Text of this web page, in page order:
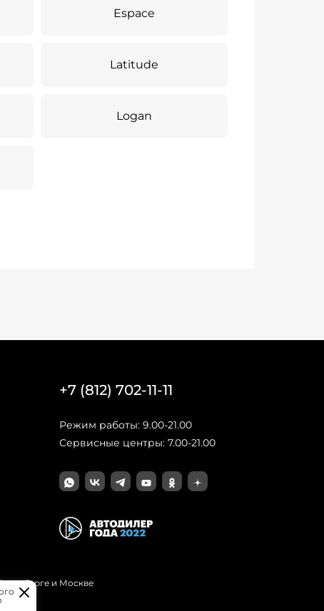
Espace
Latitude
Logan
+7 (812) 702-11-11
Режим работы: 9.00-21.00
Сервисные центры: 7.00-21.00
и Москве